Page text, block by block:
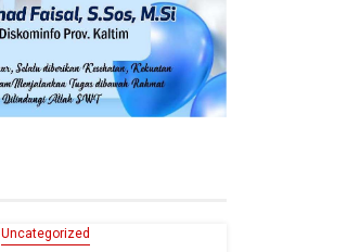
Uncategorized